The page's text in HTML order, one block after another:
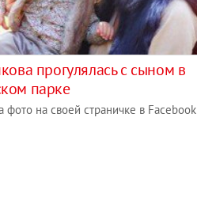
прогулялась с сыном в
парке
на своей страничке в Facebook